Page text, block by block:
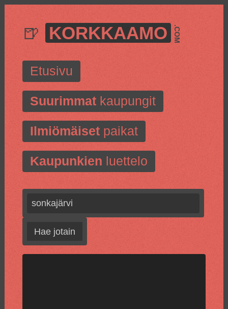
🍺 KORKKAAMO .COM
Etusivu
Suurimmatkaupungit
Ilmiömäisetpaikat
Kaupunkien luettelo
Hae jotain